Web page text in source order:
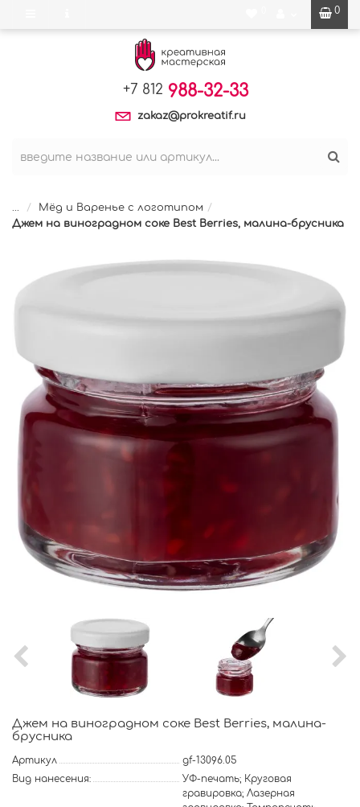
0
+7 812 988-32-33
zakaz@prokreatif.ru
...
Мёд и Варенье с логотипом
Джем на виноградном соке Best Berries, малина-брусника
Джем на виноградном соке Best Berries, малина-
брусника
Артикул
gf-13096.05
Вид нанесения:
УФ-печать; Круговая
гравировка; Лазерная